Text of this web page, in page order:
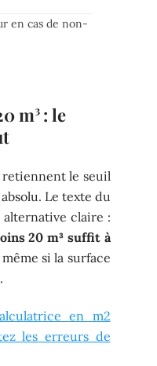
en cas de non-
m³ : le
le seuil
Le texte du
claire :
20 m³ suffit à
même si la surface
en m2
les erreurs de